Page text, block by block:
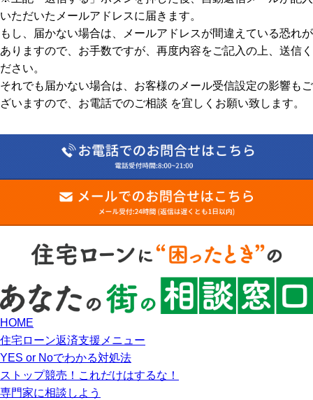
いただいたメールアドレスに届きます。
もし、届かない場合は、メールアドレスが間違えている恐れが
ありますので、お手数ですが、再度内容をご記入の上、送信く
ださい。
それでも届かない場合は、お客様のメール受信設定の影響もご
ざいますので、お電話でのご相談 を宜しくお願い致します。
HOME
住宅ローン返済支援メニュー
YES or Noでわかる対処法
ストップ競売！これだけはするな！
専門家に相談しよう